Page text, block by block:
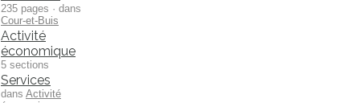
235 pages · dans
Cour-et-Buis
Activité
économique
5 sections
Services
dans Activité